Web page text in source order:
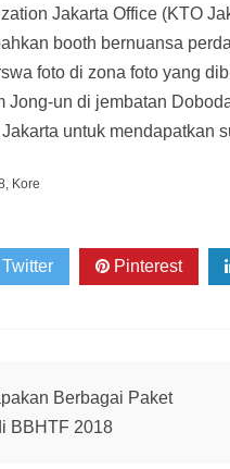
Jakarta Office (KTO
booth bernuansa
foto di zona foto yang
Jong-un di jembatan
untuk mendapatkan
Kore
Twitter Pinterest
Berbagai Paket
BBHTF 2018